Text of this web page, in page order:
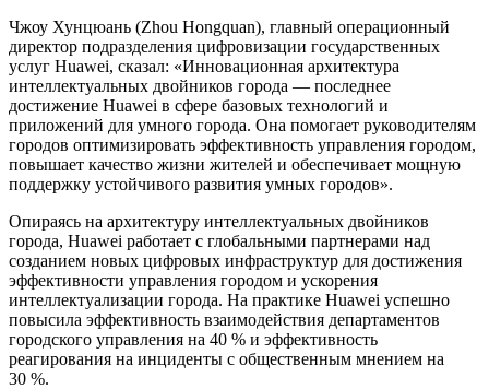
Чжоу Хунцюань (Zhou Hongquan), главный операционный
директор подразделения цифровизации государственных
услуг Huawei, сказал: «Инновационная архитектура
интеллектуальных двойников города — последнее
достижение Huawei в сфере базовых технологий и
приложений для умного города. Она помогает руководителям
городов оптимизировать эффективность управления городом,
повышает качество жизни жителей и обеспечивает мощную
поддержку устойчивого развития умных городов».
Опираясь на архитектуру интеллектуальных двойников
города, Huawei работает с глобальными партнерами над
созданием новых цифровых инфраструктур для достижения
эффективности управления городом и ускорения
интеллектуализации города. На практике Huawei успешно
повысила эффективность взаимодействия департаментов
городского управления на 40 % и эффективность
реагирования на инциденты с общественным мнением на
30 %.